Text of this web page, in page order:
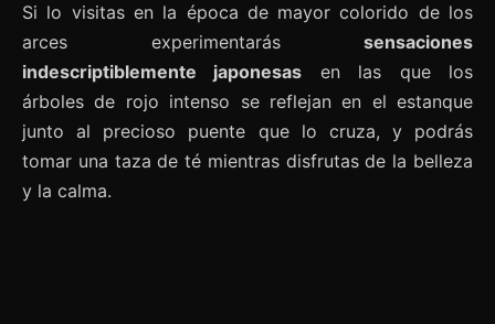
Si lo visitas en la época de mayor colorido de los
arces experimentarás sensaciones
indescriptiblemente japonesas en las que los
árboles de rojo intenso se reflejan en el estanque
junto al precioso puente que lo cruza, y podrás
tomar una taza de té mientras disfrutas de la belleza
y la calma.